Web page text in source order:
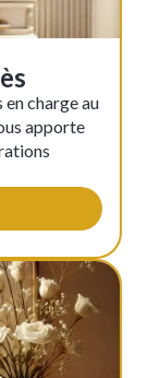
charge au
apporte